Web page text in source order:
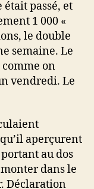
passé, et
1 000 «
le double
semaine. Le
on
vendredi. Le
aperçurent
au dos
dans le
Déclaration